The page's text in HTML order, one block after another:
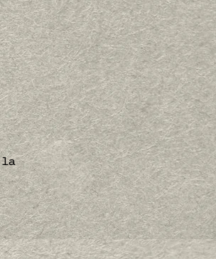
la